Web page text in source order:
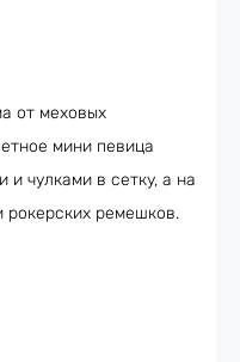
от меховых
мини певица
чулками в сетку, а на
рокерских ремешков.